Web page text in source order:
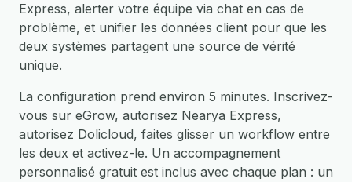
Express, alerter votre équipe via chat en cas de
problème, et unifier les données client pour que les
deux systèmes partagent une source de vérité
unique.
La configuration prend environ 5 minutes. Inscrivez-
vous sur eGrow, autorisez Nearya Express,
autorisez Dolicloud, faites glisser un workflow entre
les deux et activez-le. Un accompagnement
personnalisé gratuit est inclus avec chaque plan : un